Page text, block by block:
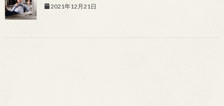
2021年12月21日